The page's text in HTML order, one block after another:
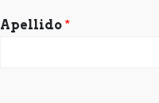
Apellido *